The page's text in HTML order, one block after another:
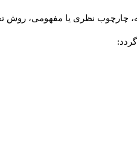
نظری یا مفهومی، روش